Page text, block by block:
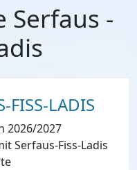
Serfaus -
FISS-LADIS
2026/2027
Serfaus-Fiss-Ladis